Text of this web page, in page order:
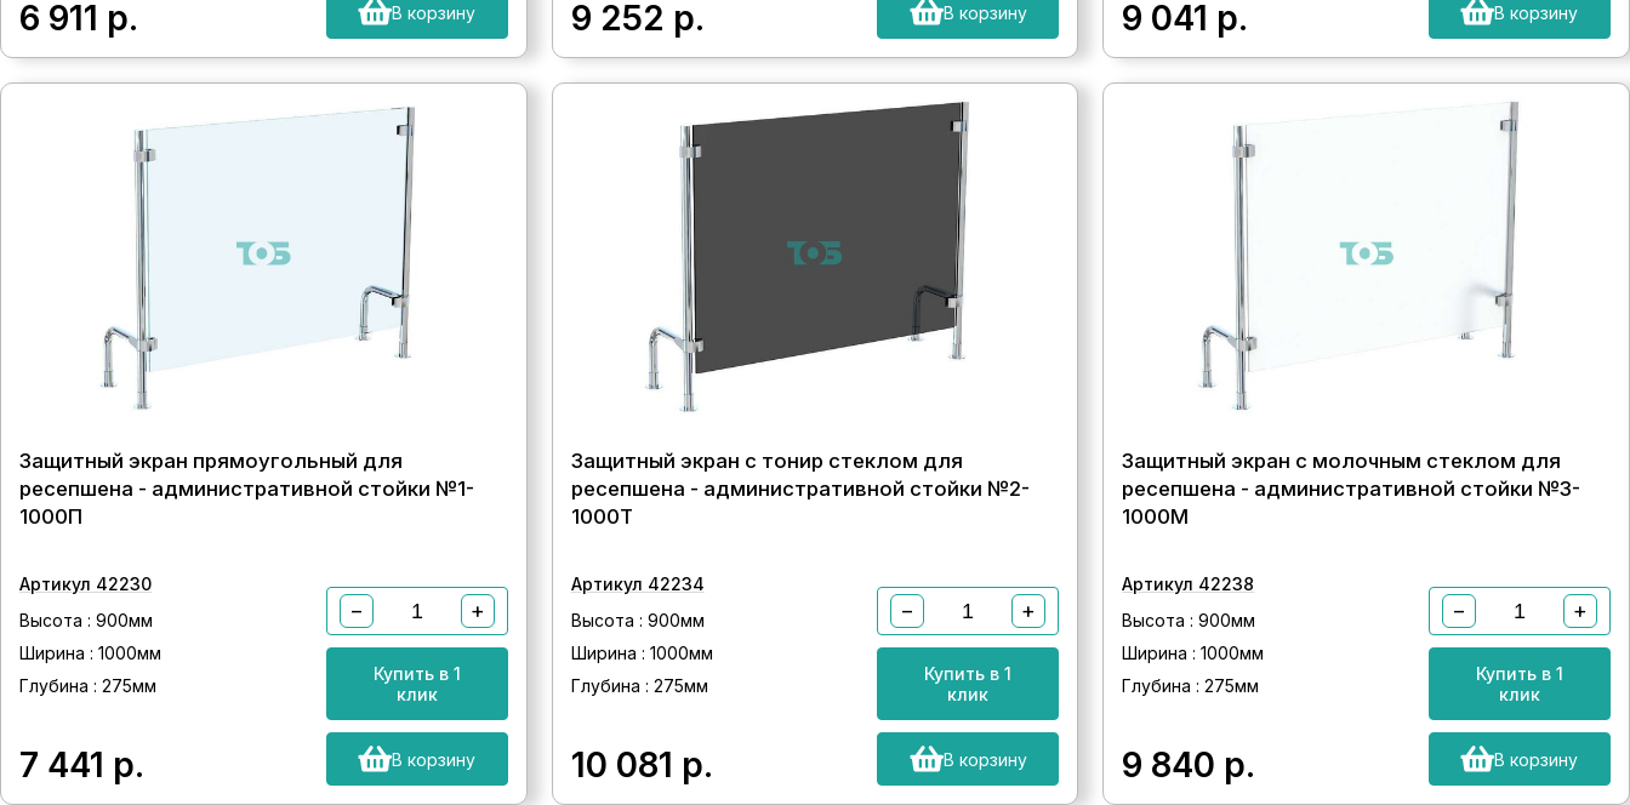
6 911 р. В корзину 9 252 р. В корзину 9 041 р. В корзину
Защитный экран прямоугольный для
ресепшена - административной стойки №1-
1000П
Артикул 42230
Высота : 900мм
Ширина : 1000мм
Глубина : 275мм
7 441 р.
− +
Купить в 1
клик
В корзину
Защитный экран с тонир стеклом для
ресепшена - административной стойки №2-
1000Т
Артикул 42234
Высота : 900мм
Ширина : 1000мм
Глубина : 275мм
10 081 р.
− +
Купить в 1
клик
В корзину
Защитный экран с молочным стеклом для
ресепшена - административной стойки №3-
1000М
Артикул 42238
Высота : 900мм
Ширина : 1000мм
Глубина : 275мм
9 840 р.
− +
Купить в 1
клик
В корзину